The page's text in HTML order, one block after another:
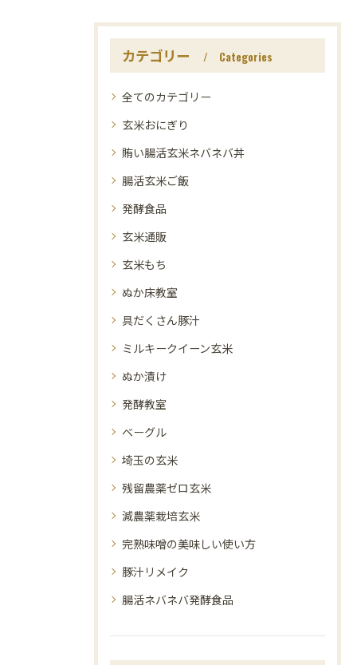
カテゴリー Categories
全てのカテゴリー
玄米おにぎり
賄い腸活玄米ネバネバ丼
腸活玄米ご飯
発酵食品
玄米通販
玄米もち
ぬか床教室
具だくさん豚汁
ミルキークイーン玄米
ぬか漬け
発酵教室
ベーグル
埼玉の玄米
残留農薬ゼロ玄米
減農薬栽培玄米
完熟味噌の美味しい使い方
豚汁リメイク
腸活ネバネバ発酵食品